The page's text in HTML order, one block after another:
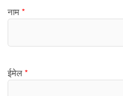
नाम*
ईमेल*